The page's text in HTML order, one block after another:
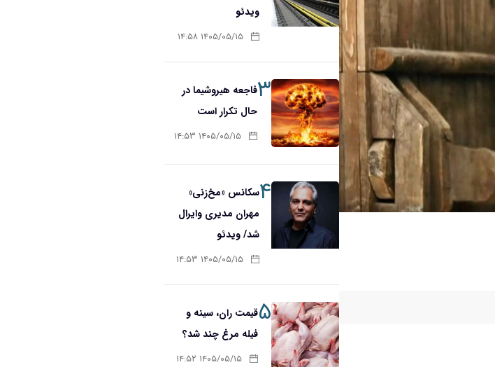
ویدئو
۱۴۰۵/۰۵/۱۵ ۱۴:۵۸
۳فاجعه هیروشیما در
حال تکرار است
۱۴۰۵/۰۵/۱۵ ۱۴:۵۳
۴سکانس «مخ‌زنی»
مهران مدیری وایرال
شد/ ویدئو
۱۴۰۵/۰۵/۱۵ ۱۴:۵۳
۵قیمت ران، سینه و
فیله مرغ چند شد؟
۱۴۰۵/۰۵/۱۵ ۱۴:۵۲